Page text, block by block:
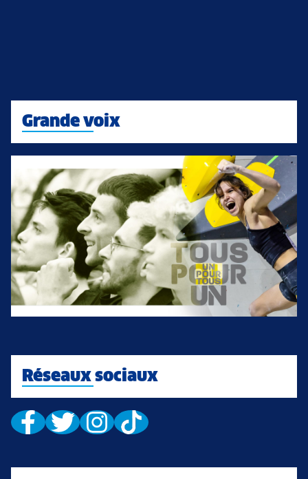
Grande voix
Réseaux sociaux